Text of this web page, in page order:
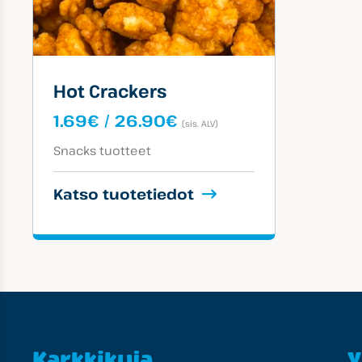
Hot Crackers
1.69€ / 26.90€ Hintaluokka:
26.90€
(sis. ALV)
Tuotekategoriat:
Snacks tuotteet
Katso tuotetiedot